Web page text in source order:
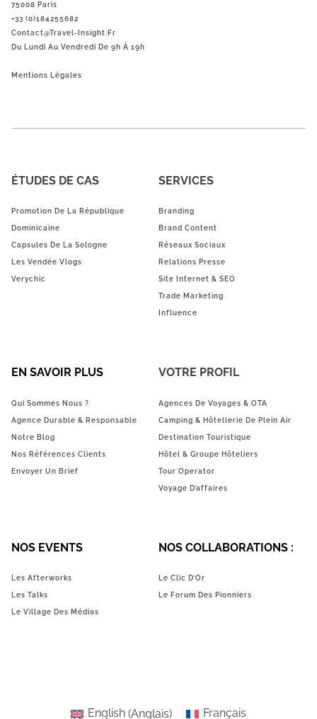
75008 Paris
+33 (0)184255682
Contact@Travel-Insight.fr
Du Lundi Au Vendredi De 9h À 19h
Mentions Légales
ÉTUDES DE CAS
Promotion De La République
Dominicaine
Capsules De La Sologne
Les Vendée Vlogs
Verychic
SERVICES
Branding
Brand Content
Réseaux Sociaux
Relations Presse
Site Internet & SEO
Trade Marketing
Influence
EN SAVOIR PLUS
Qui Sommes Nous ?
Agence Durable & Responsable
Notre Blog
Nos Références Clients
Envoyer Un Brief
VOTRE PROFIL
Agences De Voyages & OTA
Camping & Hôtellerie De Plein Air
Destination Touristique
Hôtel & Groupe Hôteliers
Tour Operator
Voyage D’affaires
NOS EVENTS
Les Afterworks
Les Talks
Le Village Des Médias
NOS COLLABORATIONS :
Le Clic D’Or
Le Forum Des Pionniers
English (Anglais) Français